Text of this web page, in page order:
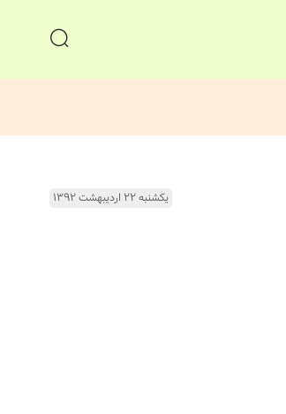
یکشنبه ۲۲ اردیبهشت ۱۳۹۲